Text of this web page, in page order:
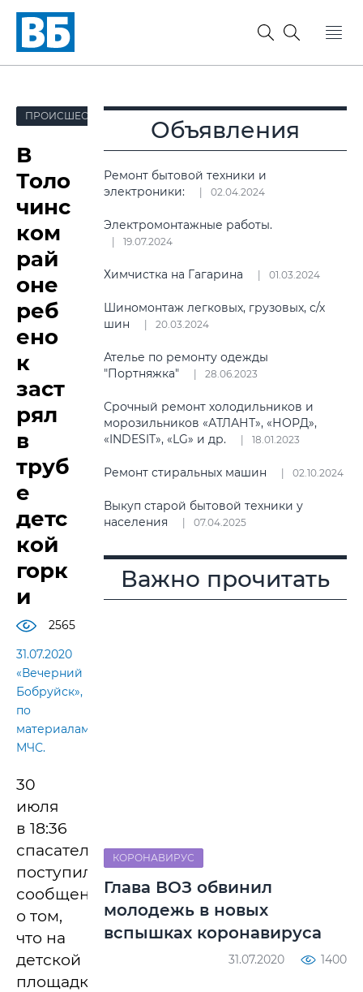
ПРОИСШЕСТВИЯ
В
Толо
чинс
ком
рай
оне
реб
ено
к
заст
рял
в
труб
е
детс
кой
горк
и
2565
31.07.2020
«Вечерний
Бобруйск»,
по
материалам
МЧС.
30
июля
в 18:36
спасателям
поступило
сообщение
о том,
что на
детской
площадке
Объявления
Ремонт бытовой техники и
электроники:
02.04.2024
Электромонтажные работы.
19.07.2024
Химчистка на Гагарина 01.03.2024
Шиномонтаж легковых, грузовых, с/х
шин
20.03.2024
Ателье по ремонту одежды
"Портняжка"
28.06.2023
Срочный ремонт холодильников и
морозильников «АТЛАНТ», «НОРД»,
«INDESIT», «LG» и др.
18.01.2023
Ремонт стиральных машин 02.10.2024
Выкуп старой бытовой техники у
населения
07.04.2025
Важно прочитать
КОРОНАВИРУС
Глава ВОЗ обвинил
молодежь в новых
вспышках коронавируса
31.07.2020 1400